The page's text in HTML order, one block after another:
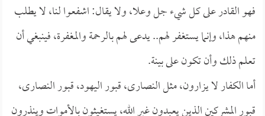
فهو القادر على كل شيء جل وعلا، ولا يقال: اشفعوا لنا، لا يطلب
منهم هذا، وإنما يستغفر لهم.. يدعى لهم بالرحمة والمغفرة، فينبغي أن
تعلم ذلك وأن تكون على بينة.
أما الكفار لا يزارون، مثل النصارى، قبور اليهود، قبور النصارى،